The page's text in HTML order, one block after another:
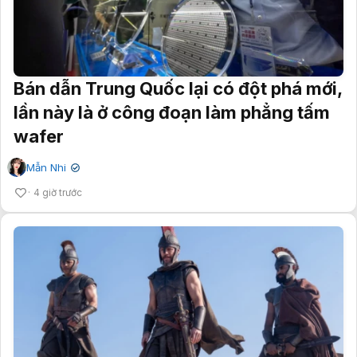
Bán dẫn Trung Quốc lại có đột phá mới,
lần này là ở công đoạn làm phẳng tấm
wafer
Mẫn Nhi ✔
4 giờ trước